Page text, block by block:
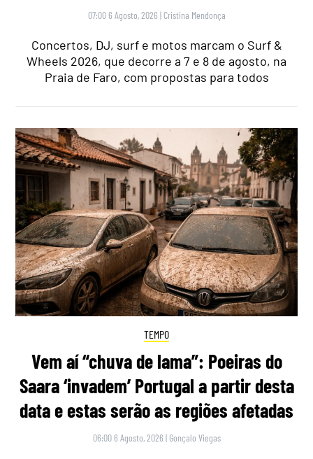
07:00 6 Agosto, 2026 | Cristina Mendonça
Concertos, DJ, surf e motos marcam o Surf &
Wheels 2026, que decorre a 7 e 8 de agosto, na
Praia de Faro, com propostas para todos
TEMPO
Vem aí “chuva de lama”: Poeiras do
Saara ‘invadem’ Portugal a partir desta
data e estas serão as regiões afetadas
06:00 6 Agosto, 2026 | Gonçalo Viegas